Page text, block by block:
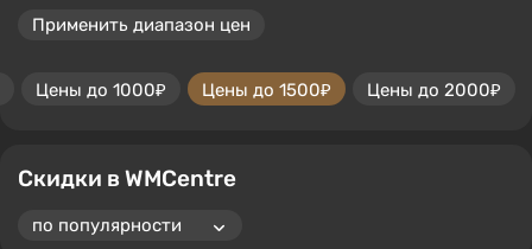
Применить диапазон цен
Цены до 1000₽ Цены до 1500₽ Цены до 2000₽
Скидки в WMCentre